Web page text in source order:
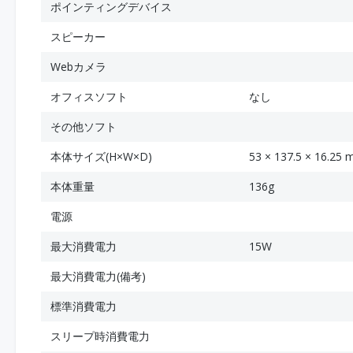
ポインティングデバイス
スピーカー
Webカメラ
オフィスソフト
なし
その他ソフト
本体サイズ(H×W×D)
53 × 137.5 × 16.25
本体重量
136g
電源
最大消費電力
15W
最大消費電力(備考)
標準消費電力
スリープ時消費電力